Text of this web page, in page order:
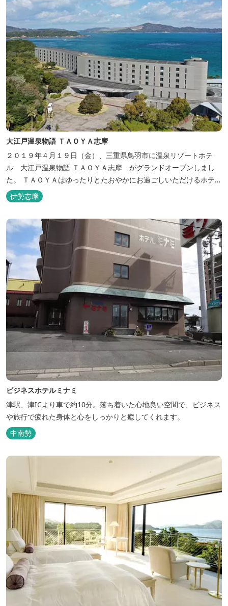
大江戸温泉物語 ＴＡＯＹＡ志摩
２０１９年４月１９日（金）、三重県鳥羽市に温泉リゾートホテ
ル 大江戸温泉物語 ＴＡＯＹＡ志摩 がグランドオープンしまし
た。 ＴＡＯＹＡはゆったりとたおやかにお過ごしいただけるホテル
を目指し、カキの産地の鳥羽市浦村町にオープンしました。 目の前
は太平洋に注ぐ伊勢湾の海の風景が広がり、後背は山に囲まれ、自
然豊かな環境で、正にゆったりとたおやかに時が流れています。
「インフィニティ風呂」と呼...
伊勢志摩
ビジネスホテルミナミ
津駅、津ICより車で約10分。落ち着いた心地良い空間で、ビジネス
や旅行で疲れた身体と心をしっかりと癒してくれます。
中南勢